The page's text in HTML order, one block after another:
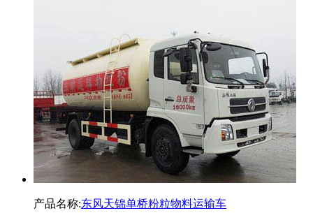
产品名称:东风天锦单桥粉粒物料运输车